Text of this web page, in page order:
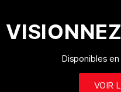
Disponibles en
VOIR